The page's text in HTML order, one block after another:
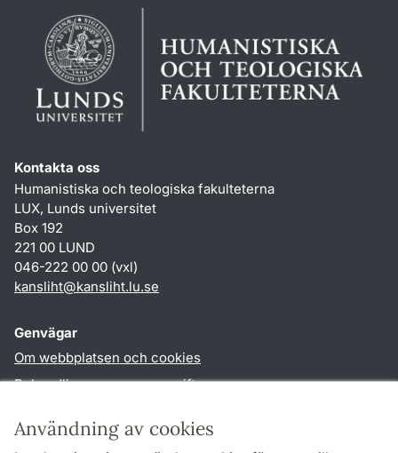
Användning av cookies
Kontakta oss
Humanistiska och teologiska fakulteterna
LUX, Lunds universitet
Box 192
221 00 LUND
046-222 00 00 (vxl)
kansliht@kansliht.lu.se
Genvägar
Om webbplatsen och cookies
Behandling av personuppgifter
TYPO3-login